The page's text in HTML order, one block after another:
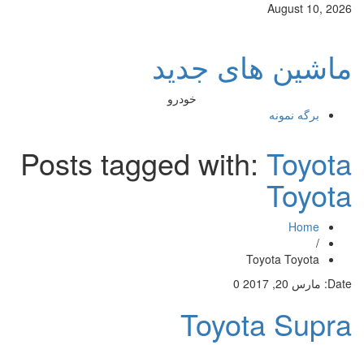
August 10, 2026
ماشین های جدید
خودرو
برگه نمونه
Posts tagged with:Toyota
Toyota
Home
/
Toyota Toyota
Date: مارس 20, 2017 0
Toyota Supra